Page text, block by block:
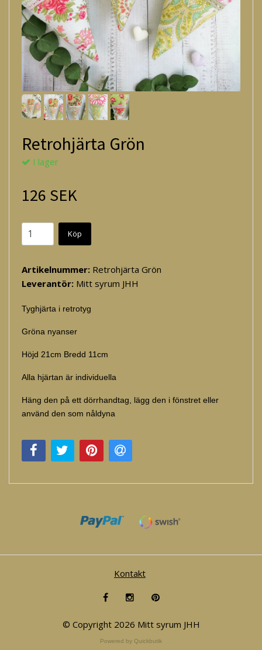
Retrohjärta Grön
I lager
126 SEK
Köp
Artikelnummer: Retrohjärta Grön
Leverantör: Mitt syrum JHH
Tyghjärta i retrotyg
Gröna nyanser
Höjd 21cm Bredd 11cm
Alla hjärtan är individuella
Häng den på ett dörrhandtag, lägg den i fönstret eller
använd den som nåldyna
Kontakt
© Copyright 2026 Mitt syrum JHH
Powered by Quickbutik